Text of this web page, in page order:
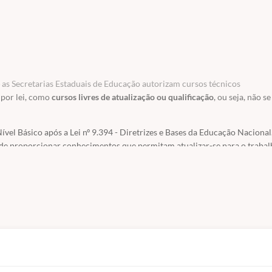
e fale diretamente conosco
Secretarias Estaduais de Educação autorizam cursos técnicos
lei, comocursos livres de atualização ou qualificação, ou seja, não
Básico após a Lei nº 9.394 - Diretrizes e Bases da Educação
proporcionar conhecimentos que permitam atualizar-se para o
e certificações de atualização ou aperfeiçoamento, não sendo
servem para atualização e qualificação. Todos esses órgãos são de